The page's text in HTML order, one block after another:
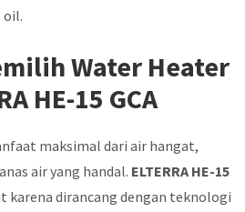
oil.
Water Heater
HE-15 GCA
maksimal dari air hangat,
air yang handal. ELTERRA HE-15
karena dirancang dengan teknologi